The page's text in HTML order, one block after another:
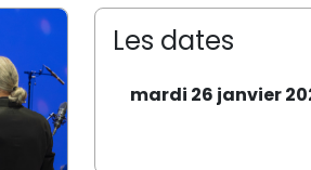
Les dates
mardi 26 janvier